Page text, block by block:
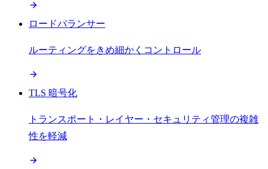
ロードバランサー
ルーティングをきめ細かくコントロール
TLS 暗号化
トランスポート・レイヤー・セキュリティ管理の複雑
性を軽減